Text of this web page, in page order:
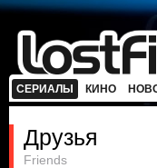
СЕРИАЛЫ КИНО
Друзья
Friends